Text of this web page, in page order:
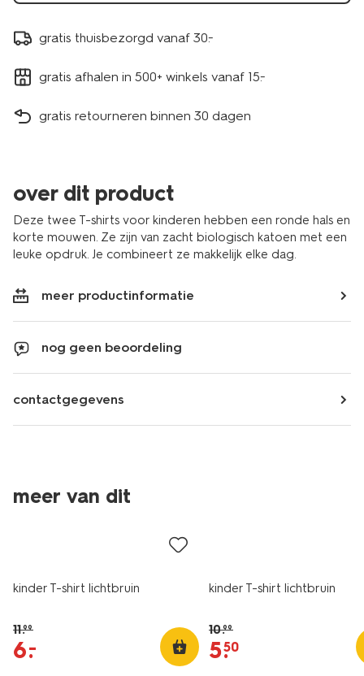
gratis thuisbezorgd vanaf 30.-
gratis afhalen in 500+ winkels vanaf 15.-
gratis retourneren binnen 30 dagen
over dit product
Deze twee T-shirts voor kinderen hebben een ronde hals en
korte mouwen. Ze zijn van zacht biologisch katoen met een
leuke opdruk. Je combineert ze makkelijk elke dag.
meer productinformatie
nog geen beoordeling
contactgegevens
meer van dit
sale
kinder T-shirt lichtbruin
11.99
6.
–
kinder T-shirt lichtbruin
10.99
5.
50